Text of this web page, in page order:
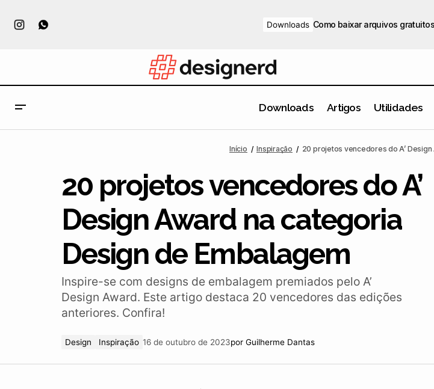
Downloads Como baixar arquivos
Downloads Artigos Utilidades
Inspiração 20 projetos vencedores do A’
Início Inspiração 20 projetos vencedores do A’
20 projetos vencedores do A’
Design Award na categoria
Design de Embalagem
Inspire-se com designs de embalagem premiados pelo A’
Design Award. Este artigo destaca 20 vencedores das edições
anteriores. Confira!
Design Inspiração 16 de outubro de 2023por Guilherme Dantas